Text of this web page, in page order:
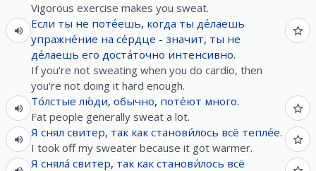
Vigorous exercise makes you sweat.
Если ты не поте́ешь, когда ты де́лаешь
упражне́ние на се́рдце - значит, ты не
де́лаешь его доста́точно интенсивно.
If you're not sweating when you do cardio, then
you're not doing it hard enough.
То́лстые лю́ди, обычно, поте́ют много.
Fat people generally sweat a lot.
Я снял свитер, так как станови́лось всё тепле́е.
I took off my sweater because it got warmer.
Я сняла́ свитер, так как станови́лось всё